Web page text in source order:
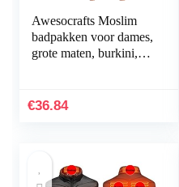
Awesocrafts Moslim
badpakken voor dames,
grote maten, burkini,
€36.84